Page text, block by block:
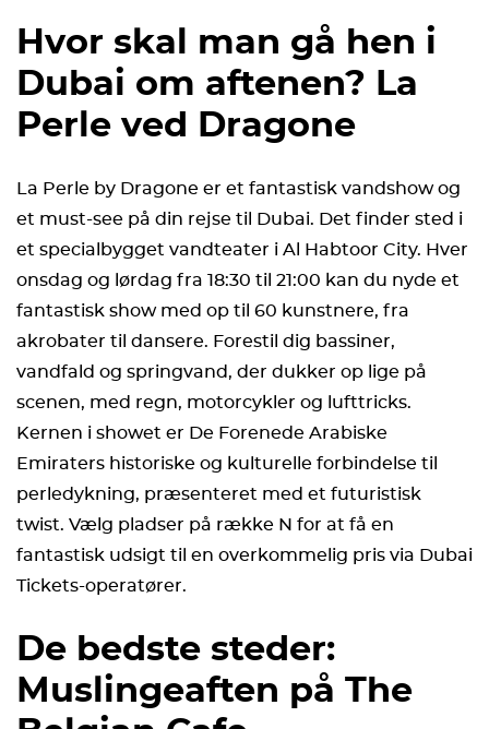
Hvor skal man gå hen i
Dubai om aftenen? La
Perle ved Dragone
La Perle by Dragone er et fantastisk vandshow og
et must-see på din rejse til Dubai. Det finder sted i
et specialbygget vandteater i Al Habtoor City. Hver
onsdag og lørdag fra 18:30 til 21:00 kan du nyde et
fantastisk show med op til 60 kunstnere, fra
akrobater til dansere. Forestil dig bassiner,
vandfald og springvand, der dukker op lige på
scenen, med regn, motorcykler og lufttricks.
Kernen i showet er De Forenede Arabiske
Emiraters historiske og kulturelle forbindelse til
perledykning, præsenteret med et futuristisk
twist. Vælg pladser på række N for at få en
fantastisk udsigt til en overkommelig pris via Dubai
Tickets-operatører.
De bedste steder:
Muslingeaften på The